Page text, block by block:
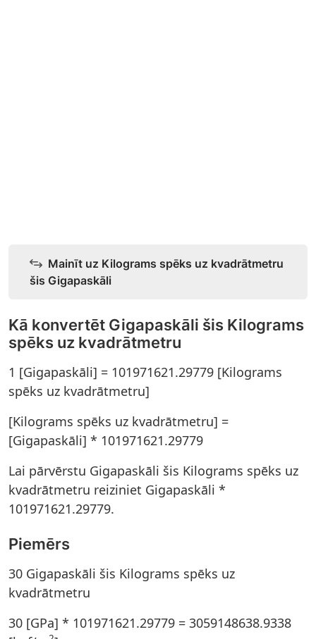
Mainīt uz Kilograms spēks uz kvadrātmetru
šis Gigapaskāli
Kā konvertēt Gigapaskāli šis Kilograms
spēks uz kvadrātmetru
1 [Gigapaskāli] = 101971621.29779 [Kilograms
spēks uz kvadrātmetru]
[Kilograms spēks uz kvadrātmetru] =
[Gigapaskāli] * 101971621.29779
Lai pārvērstu Gigapaskāli šis Kilograms spēks uz
kvadrātmetru reiziniet Gigapaskāli *
101971621.29779.
Piemērs
30 Gigapaskāli šis Kilograms spēks uz
kvadrātmetru
30 [GPa] * 101971621.29779 = 3059148638.9338